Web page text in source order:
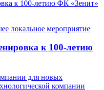
локальное мероприятие
к 100-летию